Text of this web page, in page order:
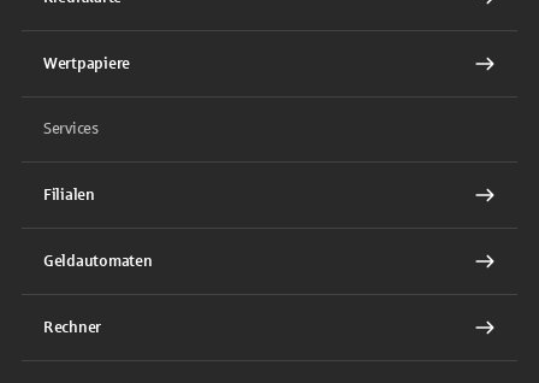
Wertpapiere
Services
Filialen
Geldautomaten
Rechner